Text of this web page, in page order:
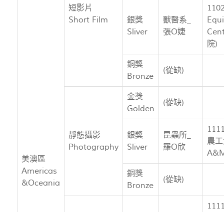
美澳區
Americas
&Oceania
短影片
Short Film
銀獎
Sliver
獸醫系_
張O婕
院)
銅獎
Bronze
(從缺)
靜態攝影
Photography
金獎
Golden
(從缺)
銀獎
Sliver
昆蟲所_
羅O欣
農
銅獎
Bronze
(從缺)